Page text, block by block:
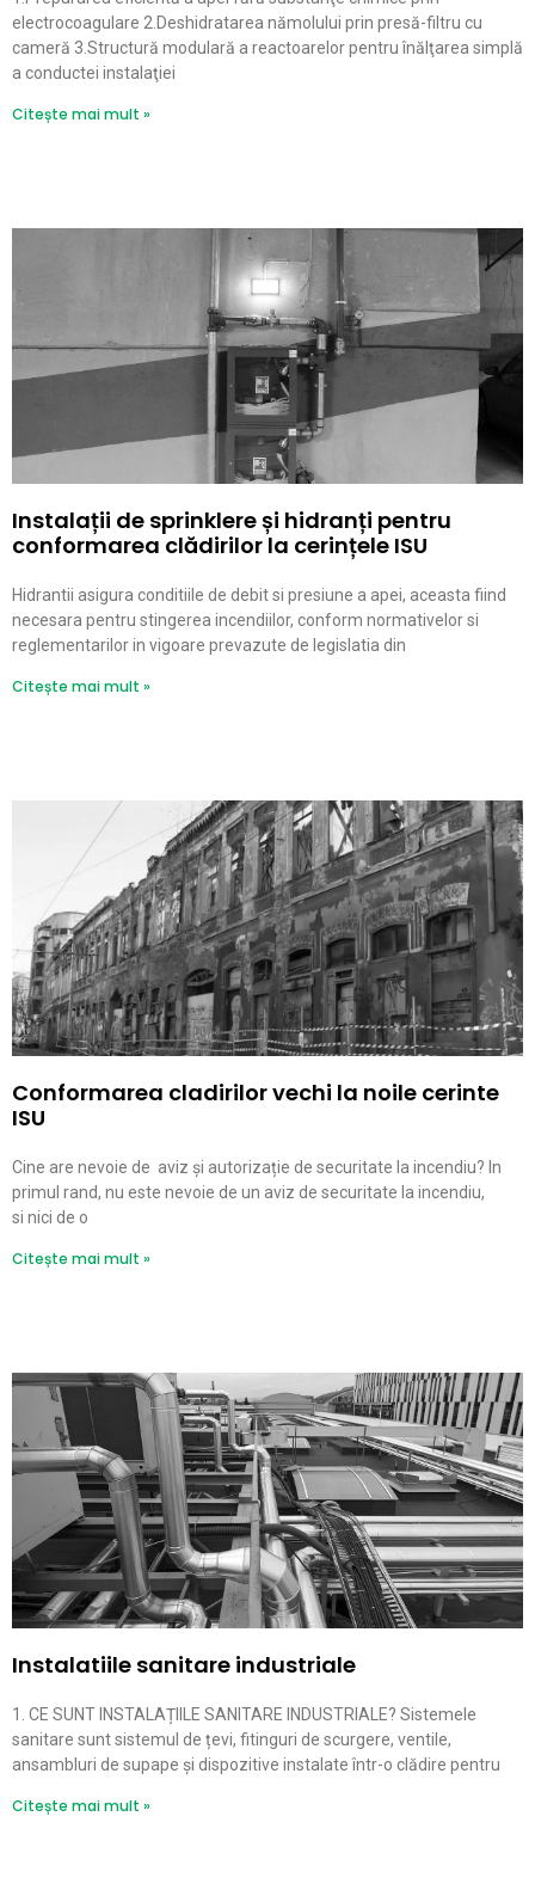
electrocoagulare 2.Deshidratarea nămolului prin presă-filtru cu
cameră 3.Structură modulară a reactoarelor pentru înălţarea simplă
a conductei instalaţiei
Citește mai mult »
Instalații de sprinklere și hidranți pentru
conformarea clădirilor la cerințele ISU
Hidrantii asigura conditiile de debit si presiune a apei, aceasta fiind
necesara pentru stingerea incendiilor, conform normativelor si
reglementarilor in vigoare prevazute de legislatia din
Citește mai mult »
Conformarea cladirilor vechi la noile cerinte
ISU
Cine are nevoie de aviz și autorizație de securitate la incendiu? In
primul rand, nu este nevoie de un aviz de securitate la incendiu,
si nici de o
Citește mai mult »
Instalatiile sanitare industriale
1. CE SUNT INSTALAȚIILE SANITARE INDUSTRIALE? Sistemele
sanitare sunt sistemul de țevi, fitinguri de scurgere, ventile,
ansambluri de supape și dispozitive instalate într-o clădire pentru
Citește mai mult »